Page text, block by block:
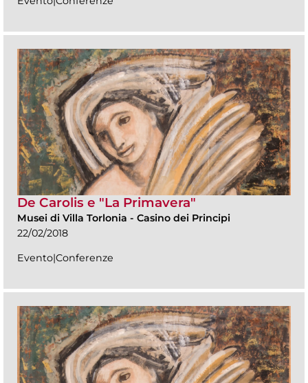
De Carolis e "La Primavera"
Musei di Villa Torlonia - Casino dei Principi
22/02/2018
Evento|Conferenze